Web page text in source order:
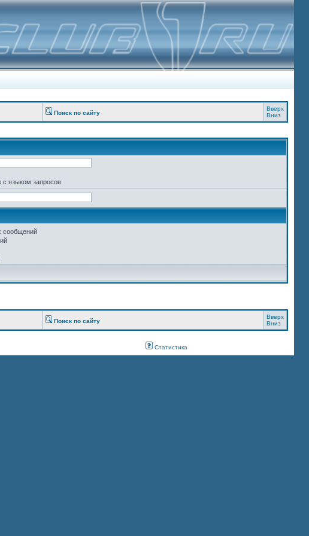
Поиск по сайту
Вверх
Вниз
с языком запросов
сообщений
Поиск по сайту
Вверх
Вниз
Статистика